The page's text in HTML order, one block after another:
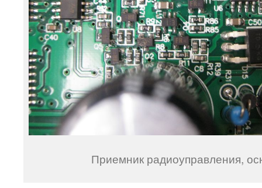
Приемник радиоуправления,